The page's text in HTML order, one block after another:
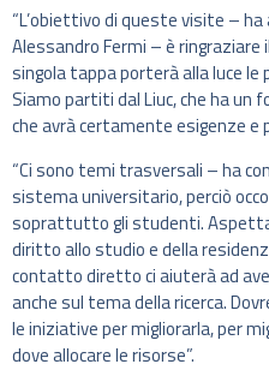
“L’obiettivo di queste visite –
Alessandro Fermi – è
singola tappa porterà alla luce le
Siamo partiti dal Liuc, che ha
che avrà certamente esigenze e
“Ci sono temi trasversali – ha
sistema universitario, perciò
soprattutto gli studenti.
diritto allo studio e della
contatto diretto ci aiuterà ad
anche sul tema della ricerca.
le iniziative per migliorarla, per
dove allocare le risorse”.